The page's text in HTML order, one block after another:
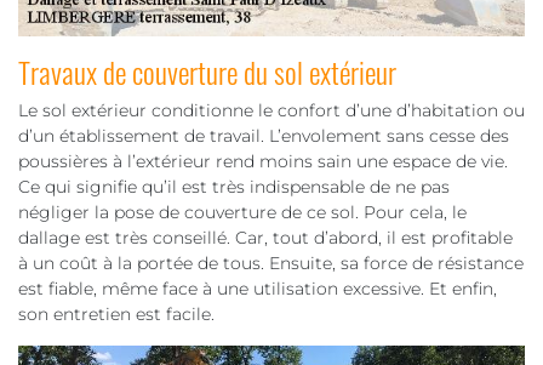
Travaux de couverture du sol extérieur
Le sol extérieur conditionne le confort d’une d’habitation ou
d’un établissement de travail. L’envolement sans cesse des
poussières à l’extérieur rend moins sain une espace de vie.
Ce qui signifie qu’il est très indispensable de ne pas
négliger la pose de couverture de ce sol. Pour cela, le
dallage est très conseillé. Car, tout d’abord, il est profitable
à un coût à la portée de tous. Ensuite, sa force de résistance
est fiable, même face à une utilisation excessive. Et enfin,
son entretien est facile.